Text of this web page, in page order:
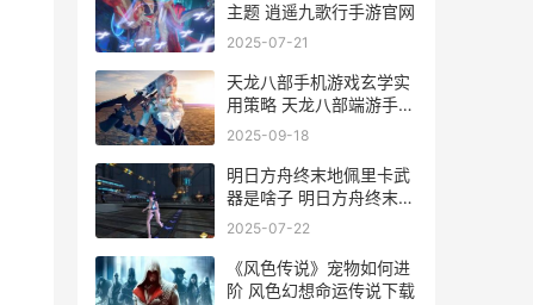
主题 逍遥九歌行手游官网
2025-07-21
天龙八部手机游戏玄学实
用策略 天龙八部端游手机
版
2025-09-18
明日方舟终末地佩里卡武
器是啥子 明日方舟终末地
下载
2025-07-22
《风色传说》宠物如何进
阶 风色幻想命运传说下载